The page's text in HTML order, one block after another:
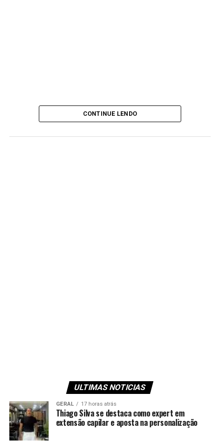
CONTINUE LENDO
ULTIMAS NOTICIAS
GERAL 17 horas atrás
Thiago Silva se destaca como expert em
extensão capilar e aposta na personalização